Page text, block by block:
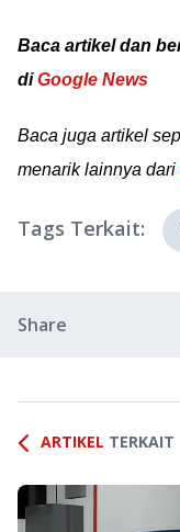
Baca artikel dan
diGoogle News
Baca juga artikel
menarik lainnya dari
Tags Terkait:
Share
ARTIKEL TERKAIT